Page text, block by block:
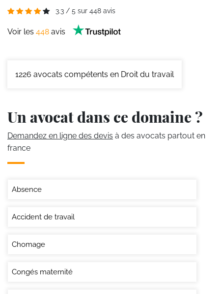
3.3 / 5 sur 448 avis
Voir les 448 avis
1226 avocats compétents en Droit du travail
Un avocat dans ce domaine ?
Demandez en ligne des devis à des avocats partout en
france
Absence
Accident de travail
Chomage
Congés maternité